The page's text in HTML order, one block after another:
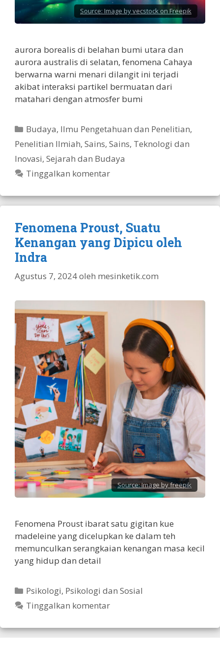
Source: Image by vecstock on Freepik
aurora borealis di belahan bumi utara dan
aurora australis di selatan, fenomena Cahaya
berwarna warni menari dilangit ini terjadi
akibat interaksi partikel bermuatan dari
matahari dengan atmosfer bumi
Kategori
Budaya, Ilmu Pengetahuan dan Penelitian,
Penelitian Ilmiah, Sains, Sains, Teknologi dan
Inovasi, Sejarah dan Budaya
Tinggalkan komentar
Fenomena Proust, Suatu
Kenangan yang Dipicu oleh
Indra
Agustus 7, 2024oleh mesinketik.com
Source:Image by freepik
Fenomena Proust ibarat satu gigitan kue
madeleine yang dicelupkan ke dalam teh
memunculkan serangkaian kenangan masa kecil
yang hidup dan detail
Kategori
Psikologi, Psikologi dan Sosial
Tinggalkan komentar